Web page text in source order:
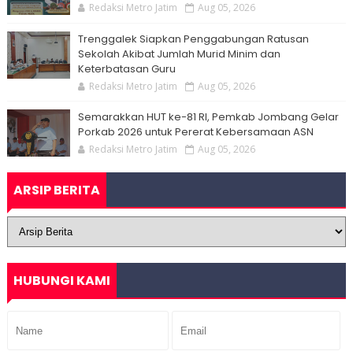
Redaksi Metro Jatim Aug 05, 2026
Trenggalek Siapkan Penggabungan Ratusan
Sekolah Akibat Jumlah Murid Minim dan
Keterbatasan Guru
Redaksi Metro Jatim Aug 05, 2026
Semarakkan HUT ke-81 RI, Pemkab Jombang Gelar
Porkab 2026 untuk Pererat Kebersamaan ASN
Redaksi Metro Jatim Aug 05, 2026
ARSIP BERITA
HUBUNGI KAMI